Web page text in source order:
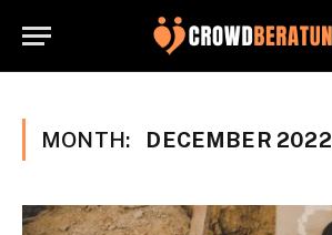
MONTH: DECEMBER 2022